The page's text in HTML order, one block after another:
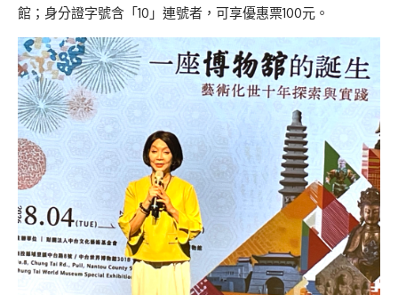
館；身分證字號含「10」連號者，可享優惠票100元。